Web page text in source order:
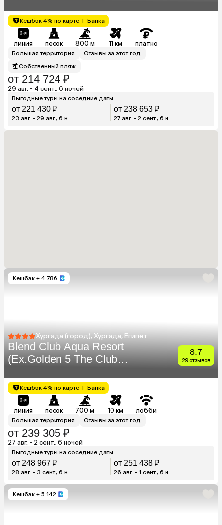
Кешбэк 4% по карте Т-Банка
линия песок 800 м 11 км платно
Большая территория
Отзывы за этот год
Собственный пляж
от 214 724 ₽
29 авг. - 4 сент., 6 ночей
Выгодные туры на соседние даты
от 221 430 ₽
23 авг. - 29 авг., 6 н.
от 238 653 ₽
27 авг. - 2 сент., 6 н.
Кешбэк + 4 786
Хургада (город), Хургада, Египет
Blend Club Aqua Resort
(Ex.Golden 5 The Club
8.7
29 отзывов
Кешбэк 4% по карте Т-Банка
линия песок 700 м 10 км лобби
Большая территория Отзывы за этот год
от 239 305 ₽
27 авг. - 2 сент., 6 ночей
Выгодные туры на соседние даты
от 248 967 ₽
28 авг. - 3 сент., 6 н.
от 251 438 ₽
26 авг. - 1 сент., 6 н.
Кешбэк + 5 142